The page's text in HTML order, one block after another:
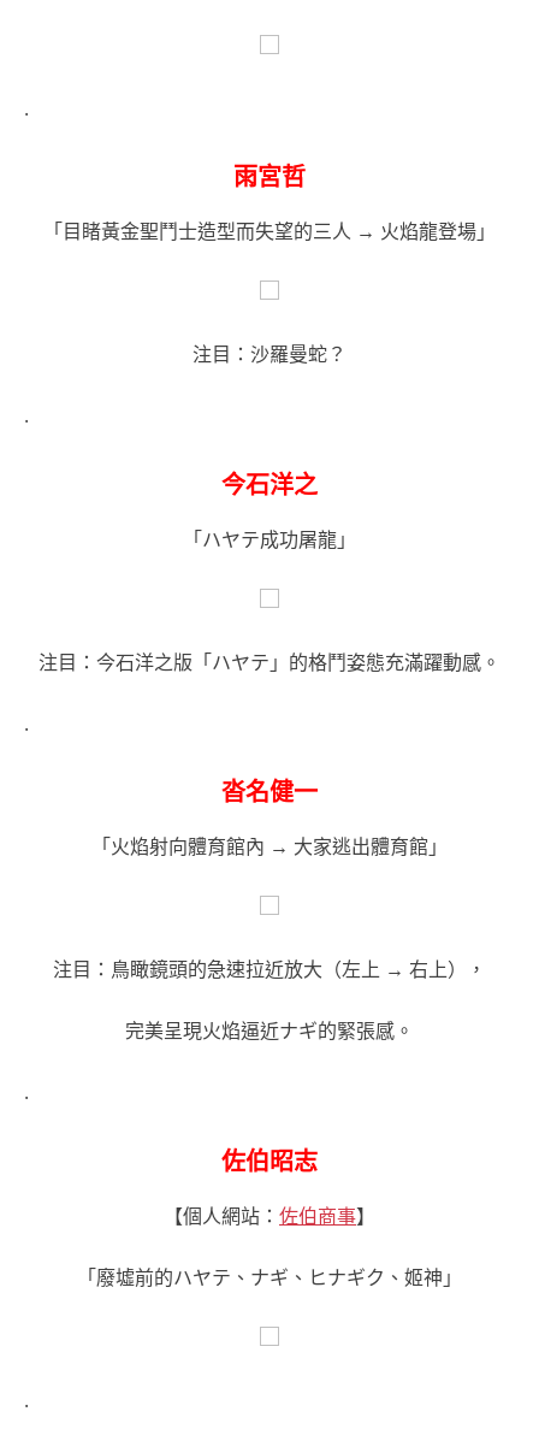
.
雨宮哲
「目睹黃金聖鬥士造型而失望的三人 → 火焰龍登場」
注目：沙羅曼蛇？
.
今石洋之
「ハヤテ成功屠龍」
注目：今石洋之版「ハヤテ」的格鬥姿態充滿躍動感。
.
沓名健一
「火焰射向體育館內 → 大家逃出體育館」
注目：鳥瞰鏡頭的急速拉近放大（左上 → 右上），
完美呈現火焰逼近ナギ的緊張感。
.
佐伯昭志
【個人網站： 佐伯商事】
「廢墟前的ハヤテ、ナギ、ヒナギク、姬神」
.